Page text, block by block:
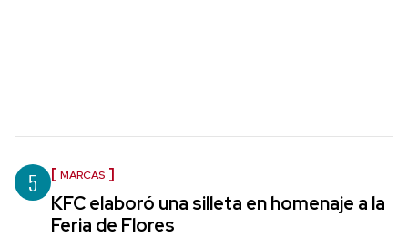
5 MARCAS
KFC elaboró una silleta en homenaje a la
Feria de Flores